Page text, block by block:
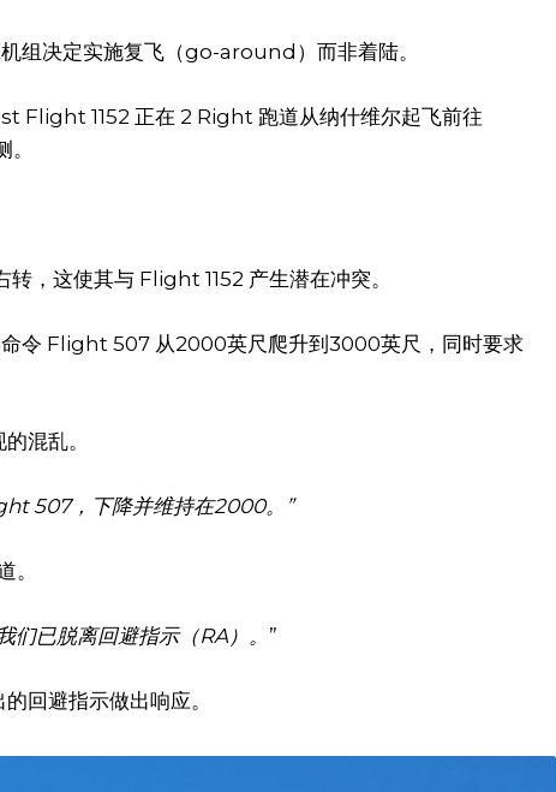
组决定实施复飞（go-around）而非着陆。
Flight 1152 正在 2 Right 跑道从纳什维尔起飞前往
，这使其与 Flight 1152 产生潜在冲突。
命令 Flight 507 从2000英尺爬升到3000英尺，同时要求
混乱。
507，下降并维持在2000。”
。
们已脱离回避指示（RA）。 ”
回避指示做出响应。